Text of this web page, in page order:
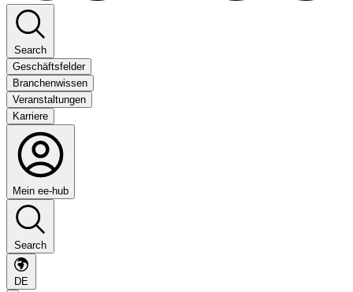
Search
Geschäftsfelder
Branchenwissen
Veranstaltungen
Karriere
Mein ee-hub
Search
DE